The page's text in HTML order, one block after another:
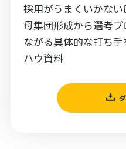
採用がうまくいかない
母集団形成から選考
ながる具体的な打ち
ハウ資料